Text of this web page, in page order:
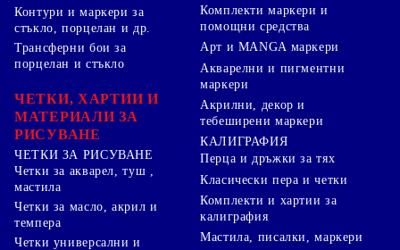
Контури и маркери за
стъкло, порцелан и др.
Трансферни бои за
порцелан и стъкло
ЧЕТКИ, ХАРТИИ И
МАТЕРИАЛИ ЗА
РИСУВАНЕ
ЧЕТКИ ЗА РИСУВАНЕ
Четки за акварел, туш ,
мастила
Четки за масло, акрил и
темпера
Четки универсални и
Комплекти маркери и
помощни средства
Арт и MANGA маркери
Акварелни и пигментни
маркери
Акрилни, декор и
тебеширени маркери
КАЛИГРАФИЯ
Перца и дръжки за тях
Класически пера и четки
Комплекти и хартии за
калиграфия
Мастила, писалки, маркери